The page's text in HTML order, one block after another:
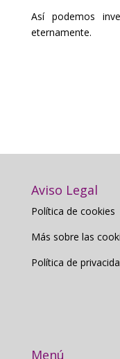
Así podemos
eternamente.
Aviso Legal
Política de cookies
Más sobre las
Política de
Menú